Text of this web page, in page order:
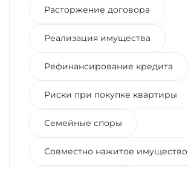
Расторжение договора
Реализация имущества
Рефинансирование кредита
Риски при покупке квартиры
Семейные споры
Совместно нажитое имущество